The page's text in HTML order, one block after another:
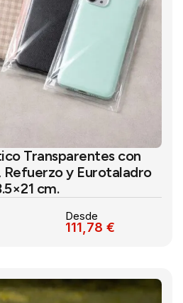
Transparentes con
Refuerzo y Eurotaladro
cm.
Desde
111,78€